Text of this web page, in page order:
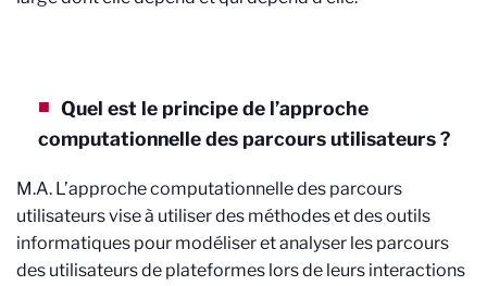
Quel est le principe de l’approche
computationnelle des parcours utilisateurs ?
M.A. L’approche computationnelle des parcours
utilisateurs vise à utiliser des méthodes et des outils
informatiques pour modéliser et analyser les parcours
des utilisateurs de plateformes lors de leurs interactions